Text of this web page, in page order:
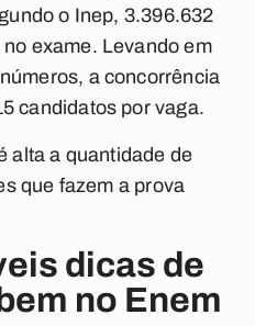
o Inep, 3.396.632
exame. Levando em
a concorrência
candidatos por vaga.
alta a quantidade de
que fazem a prova
dicas de
no Enem